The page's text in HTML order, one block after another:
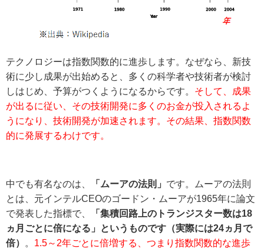
テクノロジーは指数関数的に進歩します。なぜなら、新技
術に少し成果が出始めると、多くの科学者や技術者が検討
しはじめ、予算がつくようになるからです。 そして、成果
が出るに従い、その技術開発に多くのお金が投入されるよ
うになり、技術開発が加速されます。その結果、指数関数
的に発展するわけです。
中でも有名なのは、 「ムーアの法則」 です。ムーアの法則
とは、元インテルCEOのゴードン・ムーアが1965年に論文
で発表した指標で、
「集積回路上のトランジスター数は18
ヵ月ごとに倍になる」というものです（実際には24ヵ月で
倍）
1.5～2年ごとに倍増する、つまり指数関数的な進歩